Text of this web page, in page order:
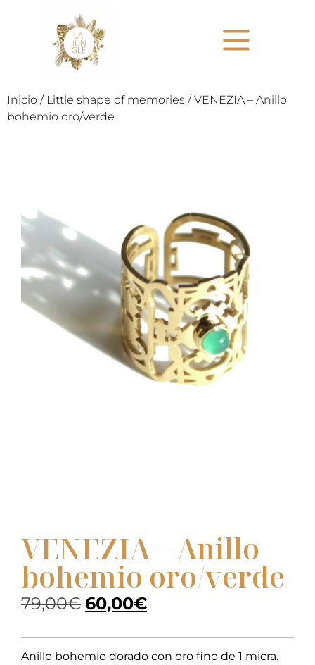
Inicio / Little shape of memories / VENEZIA – Anillo
bohemio oro/verde
VENEZIA – Anillo
bohemio oro/verde
79,00€ 60,00€
Anillo bohemio dorado con oro fino de 1 micra.